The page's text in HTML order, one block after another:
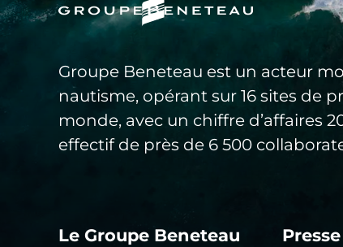
Groupe Beneteau est un acteur
nautisme, opérant sur 16 sites de
monde, avec un chiffre d’affaires
effectif de près de 6 500
Le Groupe Beneteau